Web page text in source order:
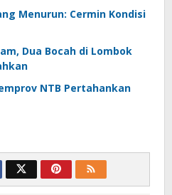
Menurun: Cermin Kondisi
Dua Bocah di Lombok
NTB Pertahankan